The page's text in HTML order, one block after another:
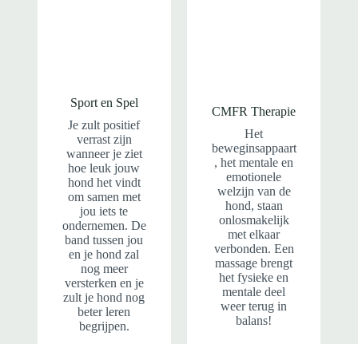
Sport en Spel
Je zult positief
verrast zijn
wanneer je ziet
hoe leuk jouw
hond het vindt
om samen met
jou iets te
ondernemen. De
band tussen jou
en je hond zal
nog meer
versterken en je
zult je hond nog
beter leren
begrijpen.
CMFR Therapie
Het
beweginsappaart
, het mentale en
emotionele
welzijn van de
hond, staan
onlosmakelijk
met elkaar
verbonden. Een
massage brengt
het fysieke en
mentale deel
weer terug in
balans!